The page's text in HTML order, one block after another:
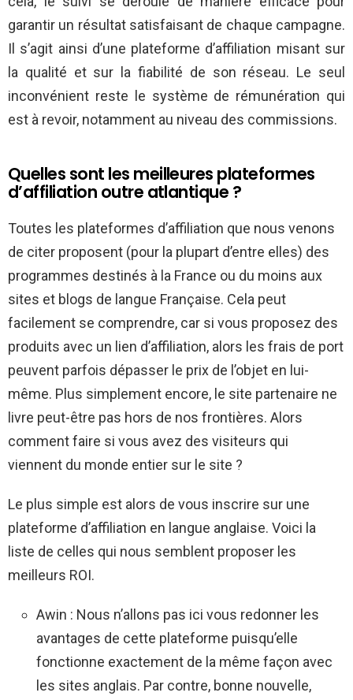
garantir un résultat satisfaisant de chaque campagne.
Il s’agit ainsi d’une plateforme d’affiliation misant sur
la qualité et sur la fiabilité de son réseau. Le seul
inconvénient reste le système de rémunération qui
est à revoir, notamment au niveau des commissions.
Quelles sont les meilleures plateformes
d’affiliation outre atlantique ?
Toutes les plateformes d’affiliation que nous venons
de citer proposent (pour la plupart d’entre elles) des
programmes destinés à la France ou du moins aux
sites et blogs de langue Française. Cela peut
facilement se comprendre, car si vous proposez des
produits avec un lien d’affiliation, alors les frais de port
peuvent parfois dépasser le prix de l’objet en lui-
même. Plus simplement encore, le site partenaire ne
livre peut-être pas hors de nos frontières. Alors
comment faire si vous avez des visiteurs qui
viennent du monde entier sur le site ?
Le plus simple est alors de vous inscrire sur une
plateforme d’affiliation en langue anglaise. Voici la
liste de celles qui nous semblent proposer les
meilleurs ROI.
Awin : Nous n’allons pas ici vous redonner les
avantages de cette plateforme puisqu’elle
fonctionne exactement de la même façon avec
les sites anglais. Par contre, bonne nouvelle,